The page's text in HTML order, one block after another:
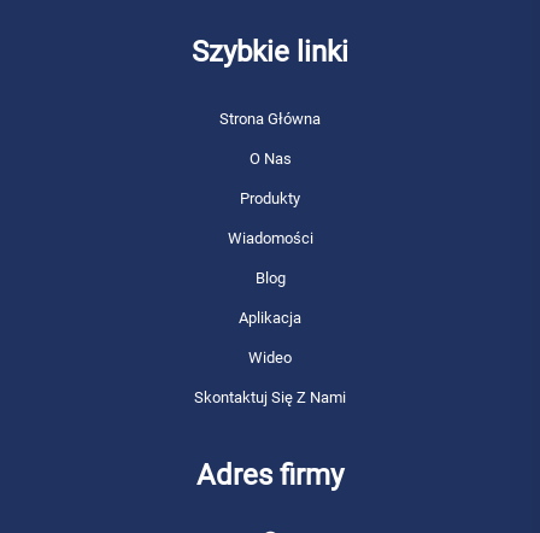
Szybkie linki
Strona Główna
O Nas
Produkty
Wiadomości
Blog
Aplikacja
Wideo
Skontaktuj Się Z Nami
Adres firmy